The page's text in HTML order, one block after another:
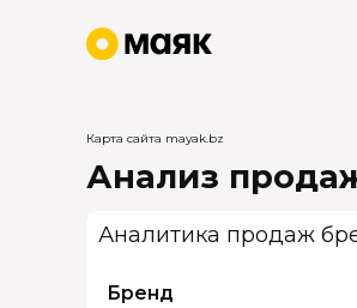
Карта сайта mayak.bz
Анализ
Аналитика продаж
Бренд